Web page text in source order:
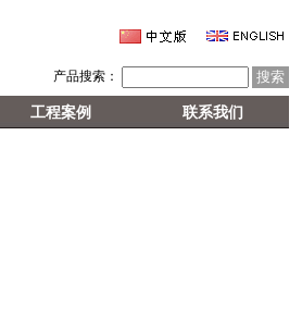
产品搜索：
工程案例 联系我们